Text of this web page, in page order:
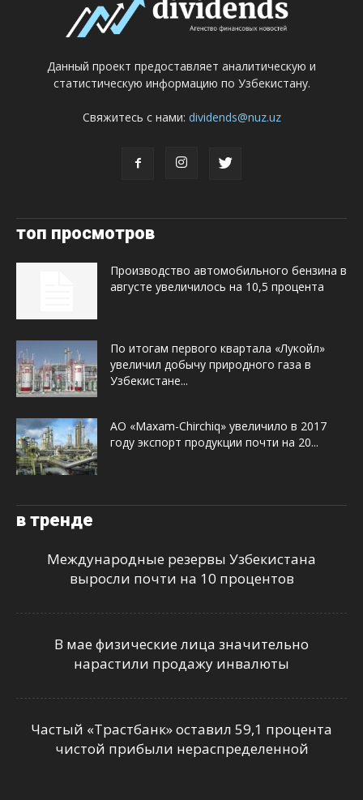
Данный проект предоставляет аналитическую и
статистическую информацию по Узбекистану.
Свяжитесь с нами: dividends@nuz.uz
топ просмотров
Производство автомобильного бензина в
августе увеличилось на 10,5 процента
По итогам первого квартала «Лукойл»
увеличил добычу природного газа в
Узбекистане...
АО «Maxam-Chirchiq» увеличило в 2017
году экспорт продукции почти на 20...
в тренде
Международные резервы Узбекистана
выросли почти на 10 процентов
В мае физические лица значительно
нарастили продажу инвалюты
Частый «Трастбанк» оставил 59,1 процента
чистой прибыли нераспределенной